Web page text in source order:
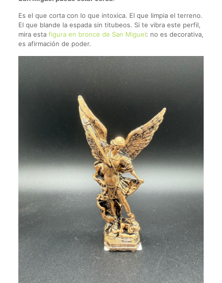
Es el que corta con lo que intoxica. El que limpia el terreno.
El que blande la espada sin titubeos. Si te vibra este perfil,
mira estafigura en bronce de San Miguel: no es decorativa,
es afirmación de poder.